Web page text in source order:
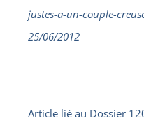
justes-a-un-couple-
25/06/2012
Article lié au Dossier